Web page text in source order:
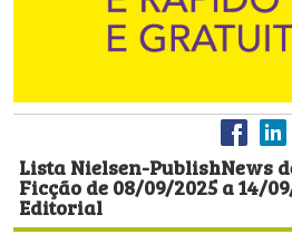
Lista Nielsen-PublishNews
Ficção de 08/09/2025 a 14/
Editorial